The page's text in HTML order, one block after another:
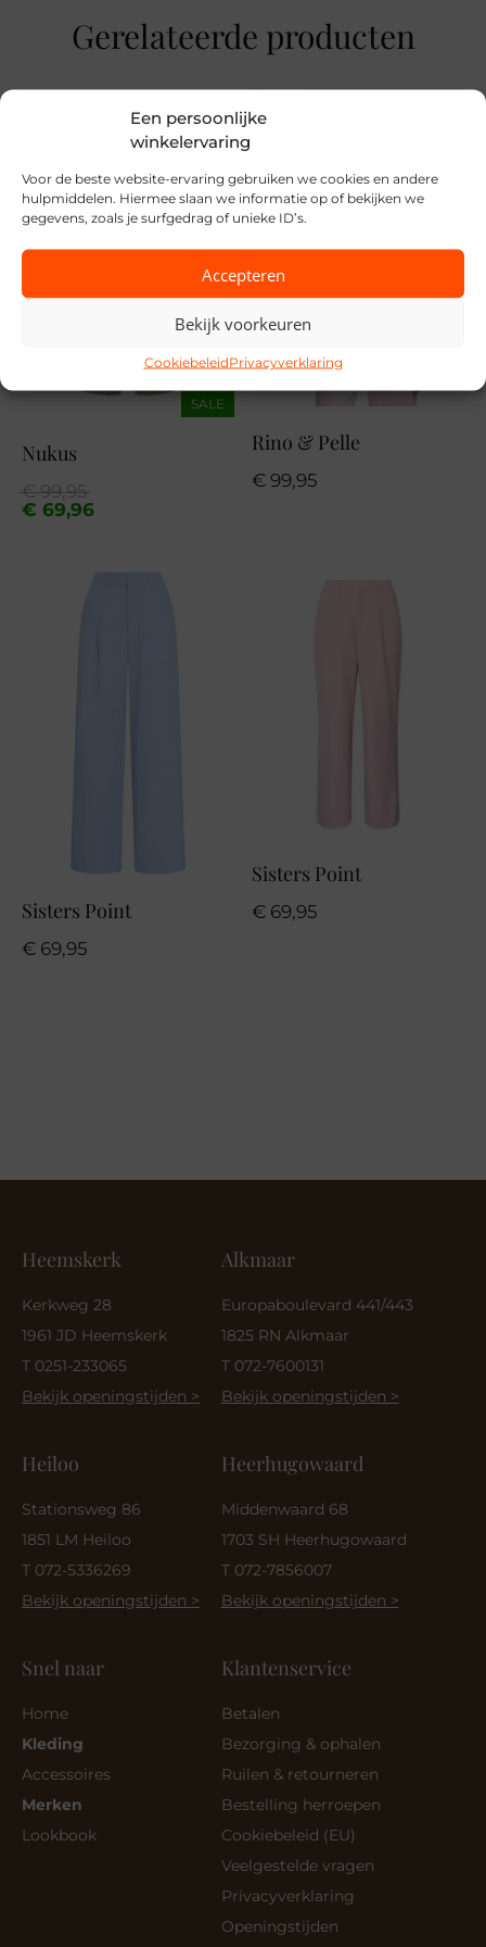
Een persoonlijke
winkelervaring
Voor de beste website-ervaring gebruiken we cookies en andere
hulpmiddelen. Hiermee slaan we informatie op of bekijken we
gegevens, zoals je surfgedrag of unieke ID’s.
Accepteren
Bekijk voorkeuren
CookiebeleidPrivacyverklaring
Seizoen
VZ26
Gerelateerde producten
SALE
Nukus
€99,95
Oorspronkelijke
prijs
€ 69,96
Huidige
prijs
Rino & Pelle
€ 99,95
Sisters Point
€ 69,95
Sisters Point
€ 69,95
Heemskerk
Kerkweg 28
1961 JD Heemskerk
T 0251-233065
Bekijk openingstijden >
Heiloo
Stationsweg 86
1851 LM Heiloo
T 072-5336269
Bekijk openingstijden >
Alkmaar
Europaboulevard 441/443
1825 RN Alkmaar
T 072-7600131
Bekijk openingstijden >
Heerhugowaard
Middenwaard 68
1703 SH Heerhugowaard
T 072-7856007
Bekijk openingstijden >
Snel naar
Home
Kleding
Accessoires
Merken
Lookbook
Klantenservice
Betalen
Bezorging & ophalen
Ruilen & retourneren
Bestelling herroepen
Cookiebeleid (EU)
Veelgestelde vragen
Privacyverklaring
Openingstijden